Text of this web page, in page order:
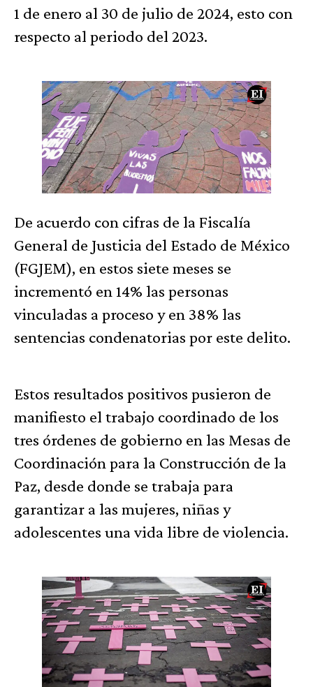
1 de enero al 30 de julio de 2024, esto con
respecto al periodo del 2023.
De acuerdo con cifras de la Fiscalía
General de Justicia del Estado de México
(FGJEM), en estos siete meses se
incrementó en 14% las personas
vinculadas a proceso y en 38% las
sentencias condenatorias por este delito.
Estos resultados positivos pusieron de
manifiesto el trabajo coordinado de los
tres órdenes de gobierno en las Mesas de
Coordinación para la Construcción de la
Paz, desde donde se trabaja para
garantizar a las mujeres, niñas y
adolescentes una vida libre de violencia.